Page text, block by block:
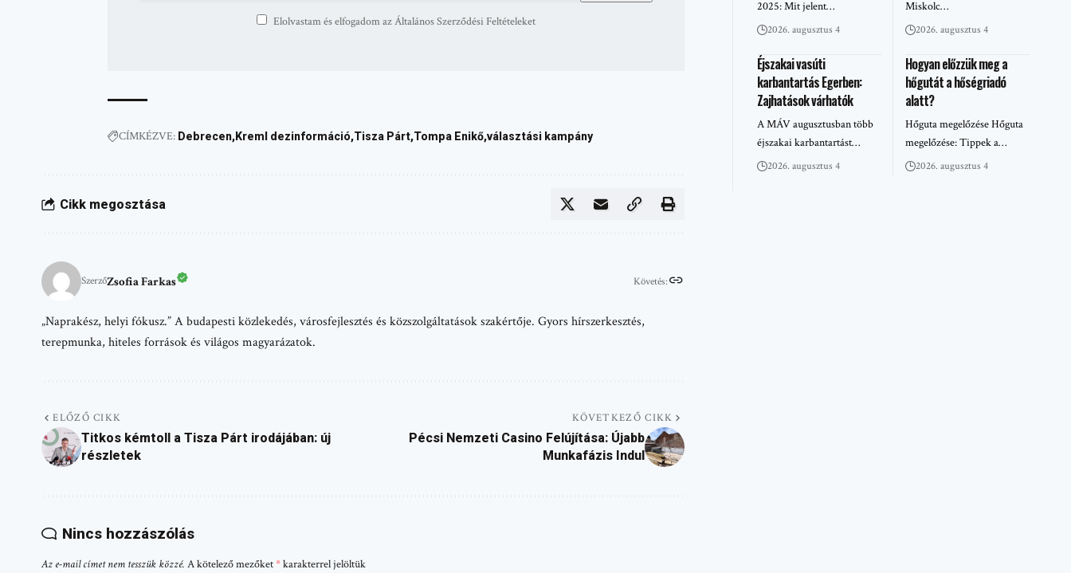
Elolvastam és elfogadom az Általános Szerződési Feltételeket
CÍMKÉZVE: Debrecen Kreml dezinformáció Tisza Párt Tompa Enikő választási kampány
Cikk megosztása
SzerzőZsofia Farkas Követés:
„Naprakész, helyi fókusz.” A budapesti közlekedés, városfejlesztés és közszolgáltatások szakértője. Gyors hírszerkesztés,
terepmunka, hiteles források és világos magyarázatok.
ELŐZŐ CIKK
Titkos kémtoll a Tisza Párt irodájában: új
részletek
KÖVETKEZŐ CIKK
Pécsi Nemzeti Casino Felújítása: Újabb
Munkafázis Indul
Nincs hozzászólás
Az e-mail címet nem tesszük közzé. A kötelező mezőket*karakterrel jelöltük
2025: Mit jelent…
2026. augusztus 4
Miskolc…
2026. augusztus 4
Éjszakai vasúti
karbantartás Egerben:
Zajhatások várhatók
A MÁV augusztusban több
éjszakai karbantartást…
2026. augusztus 4
Hogyan előzzük meg a
hőgutát a hőségriadó
alatt?
Hőguta megelőzése Hőguta
megelőzése: Tippek a…
2026. augusztus 4